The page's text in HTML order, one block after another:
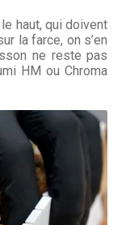
haut, qui doivent
la farce, on s’en
ne reste pas
HM ou Chroma